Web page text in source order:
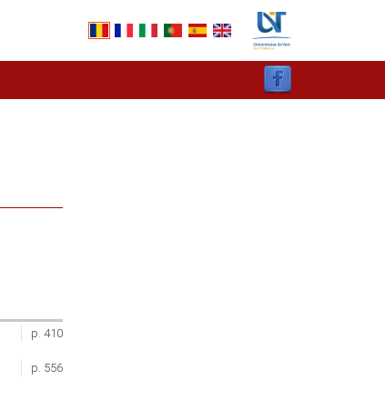
p. 410
p. 556